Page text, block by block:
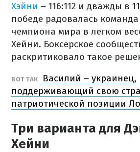
Хэйни – 116:112 и дважды в
победе радовалась
чемпиона мира в легком
Хейни. Боксерское
раскритиковало такое
ВОТ ТАК
Василий – украинец,
поддерживающий свою
патриотической позиции
Три варианта для
Хейни